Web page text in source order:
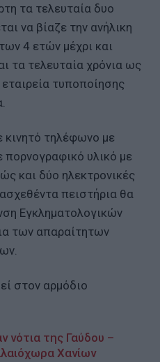
τα τελευταία δυο
να βίαζε την ανήλικη
4 ετών μέχρι και
τα τελευταία χρόνια ως
τυποποίησης
τηλέφωνο με
υλικό με
και δύο ηλεκτρονικές
πειστήρια θα
Εγκληματολογικών
των απαραίτητων
στον αρμόδιο
της Γαύδου –
Χανίων